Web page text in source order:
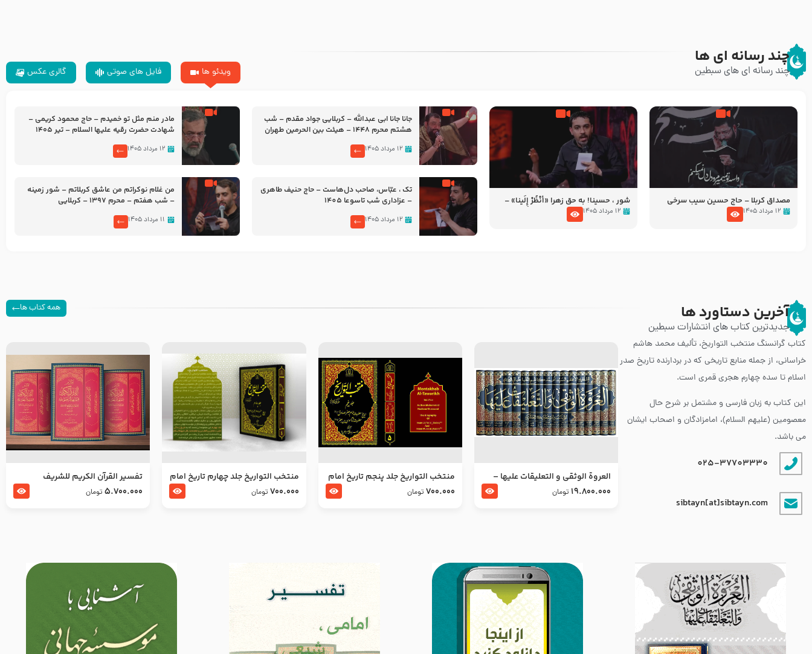
چند رسانه ای ها
چند رسانه ای های سبطین ویدئو ها فایل های صوتی گالری عکس
مصداق کربلا – حاج حسین سیب سرخی
۱۲ مرداد ۱۴۰۵
شور ، حسینا! به‌ حق زهرا «أُنْظُرْ إِلَینا» –
عزاداری شب هفتم ماه محرّم 1405
۱۲ مرداد ۱۴۰۵
جانا جانا ابی عبدالله – کربلایی جواد مقدم – شب
هشتم محرم 1448 – هیئت بین الحرمین طهران
۱۲ مرداد ۱۴۰۵
مادر منم مثل تو خمیدم – حاج محمود کریمی –
شهادت حضرت رقیه علیها السلام – تیر ۱۴۰۵
۱۲ مرداد ۱۴۰۵
تک ، عبّاس، صاحب دل‌هاست – حاج حنیف طاهری
– عزاداری شب تاسوعا 1405
۱۲ مرداد ۱۴۰۵
من غلام نوکراتم من عاشق کربلاتم – شور زمینه
– شب هفتم – محرم 1397 – کربلایی
۱۱ مرداد ۱۴۰۵
آخرین دستاورد ها
جدیدترین کتاب های انتشارات سبطین
همه کتاب ها
کتاب گرانسنگ منتخب التواريخ، تألیف محمد هاشم
خراسانی، از جمله منابع تاریخی که در بردارنده تاریخ صدر
اسلام تا سده چهارم هجری قمری است.
این کتاب به زبان فارسی و مشتمل بر شرح حال
معصومین (علیهم السلام)، امامزادگان و اصحاب ایشان
می باشد.
025-37703330
sibtayn[at]sibtayn.com
العروة الوثقى و التعليقات عليها –
طرح جدید
19.800.000 تومان
منتخب التواریخ جلد پنجم تاریخ امام
جعفر صادق و امام موسی بن جعفر
700.000 تومان
منتخب التواریخ جلد چهارم تاریخ امام
زین العابدین و امام محمد باقر
700.000 تومان
تفسير القرآن الكريم للشريف
المرتضي قدس سرّه
5.700.000 تومان